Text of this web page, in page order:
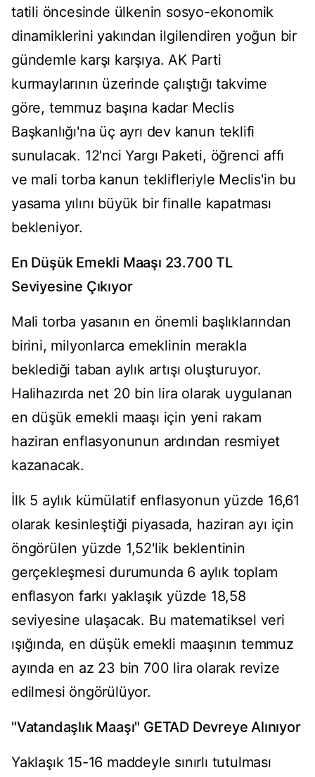
tatili öncesinde ülkenin sosyo-ekonomik
dinamiklerini yakından ilgilendiren yoğun bir
gündemle karşı karşıya. AK Parti
kurmaylarının üzerinde çalıştığı takvime
göre, temmuz başına kadar Meclis
Başkanlığı'na üç ayrı dev kanun teklifi
sunulacak. 12'nci Yargı Paketi, öğrenci affı
ve mali torba kanun teklifleriyle Meclis'in bu
yasama yılını büyük bir finalle kapatması
bekleniyor.
En Düşük Emekli Maaşı 23.700 TL
Seviyesine Çıkıyor
Mali torba yasanın en önemli başlıklarından
birini, milyonlarca emeklinin merakla
beklediği taban aylık artışı oluşturuyor.
Halihazırda net 20 bin lira olarak uygulanan
en düşük emekli maaşı için yeni rakam
haziran enflasyonunun ardından resmiyet
kazanacak.
İlk 5 aylık kümülatif enflasyonun yüzde 16,61
olarak kesinleştiği piyasada, haziran ayı için
öngörülen yüzde 1,52'lik beklentinin
gerçekleşmesi durumunda 6 aylık toplam
enflasyon farkı yaklaşık yüzde 18,58
seviyesine ulaşacak. Bu matematiksel veri
ışığında, en düşük emekli maaşının temmuz
ayında en az 23 bin 700 lira olarak revize
edilmesi öngörülüyor.
"Vatandaşlık Maaşı" GETAD Devreye Alınıyor
Yaklaşık 15-16 maddeyle sınırlı tutulması